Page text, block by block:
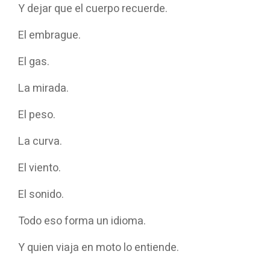
Y dejar que el cuerpo recuerde.
El embrague.
El gas.
La mirada.
El peso.
La curva.
El viento.
El sonido.
Todo eso forma un idioma.
Y quien viaja en moto lo entiende.